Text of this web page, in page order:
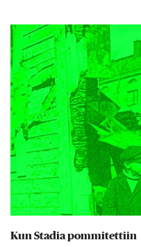
Kun Stadia pommitettiin